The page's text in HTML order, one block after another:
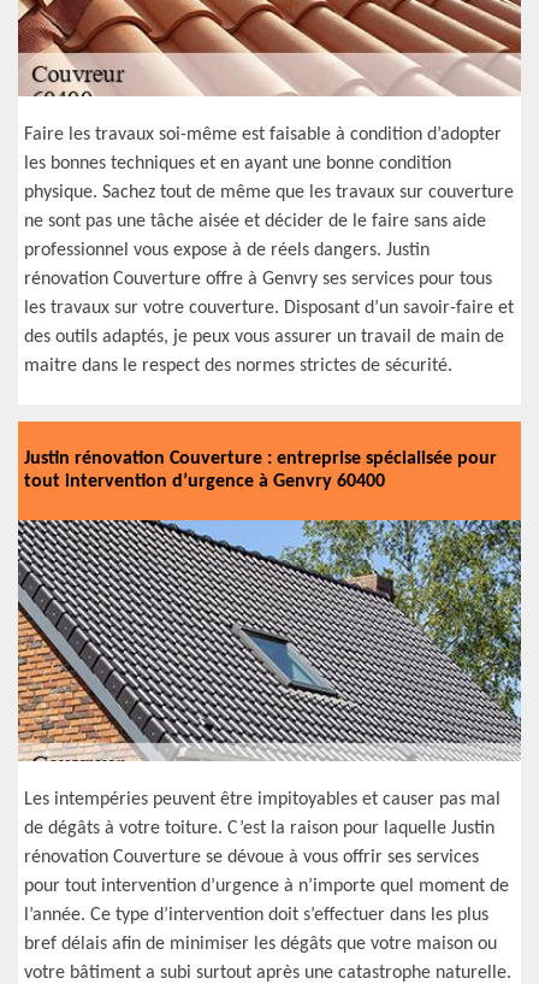
Faire les travaux soi-même est faisable à condition d’adopter
les bonnes techniques et en ayant une bonne condition
physique. Sachez tout de même que les travaux sur couverture
ne sont pas une tâche aisée et décider de le faire sans aide
professionnel vous expose à de réels dangers. Justin
rénovation Couverture offre à Genvry ses services pour tous
les travaux sur votre couverture. Disposant d’un savoir-faire et
des outils adaptés, je peux vous assurer un travail de main de
maitre dans le respect des normes strictes de sécurité.
Justin rénovation Couverture : entreprise spécialisée pour
tout intervention d’urgence à Genvry 60400
Les intempéries peuvent être impitoyables et causer pas mal
de dégâts à votre toiture. C’est la raison pour laquelle Justin
rénovation Couverture se dévoue à vous offrir ses services
pour tout intervention d’urgence à n’importe quel moment de
l’année. Ce type d’intervention doit s’effectuer dans les plus
bref délais afin de minimiser les dégâts que votre maison ou
votre bâtiment a subi surtout après une catastrophe naturelle.